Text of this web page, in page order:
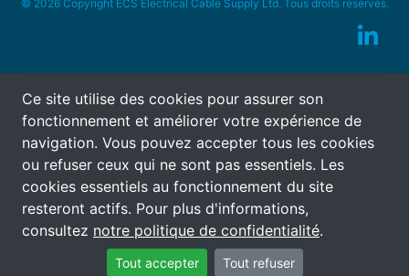
Ce site utilise des cookies pour assurer son
fonctionnement et améliorer votre expérience de
navigation. Vous pouvez accepter tous les cookies
ou refuser ceux qui ne sont pas essentiels. Les
cookies essentiels au fonctionnement du site
resteront actifs. Pour plus d'informations,
consultez notre politique de confidentialité.
Tout accepter Tout refuser
© 2026 Copyright ECS Electrical Cable Supply Ltd. Tous droits réservés.